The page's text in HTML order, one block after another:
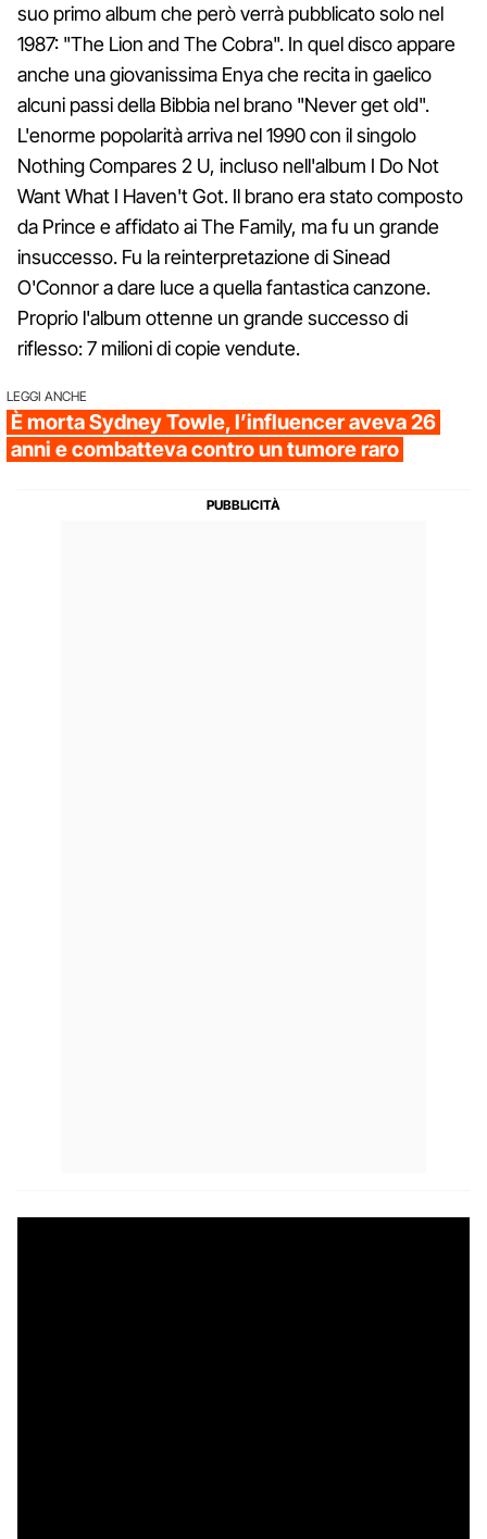
suo primo album che però verrà pubblicato solo nel
1987: "The Lion and The Cobra". In quel disco appare
anche una giovanissima Enya che recita in gaelico
alcuni passi della Bibbia nel brano "Never get old".
L'enorme popolarità arriva nel 1990 con il singolo
Nothing Compares 2 U, incluso nell'album I Do Not
Want What I Haven't Got. Il brano era stato composto
da Prince e affidato ai The Family, ma fu un grande
insuccesso. Fu la reinterpretazione di Sinead
O'Connor a dare luce a quella fantastica canzone.
Proprio l'album ottenne un grande successo di
riflesso: 7 milioni di copie vendute.
LEGGI ANCHE
È morta Sydney Towle, l’influencer aveva 26
anni e combatteva contro un tumore raro